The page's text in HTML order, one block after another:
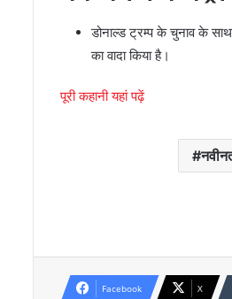
डोनाल्ड ट्रम्प के चुनाव के
का वादा किया है।
पूरी कहानी यहां पढ़ें
Facebook X